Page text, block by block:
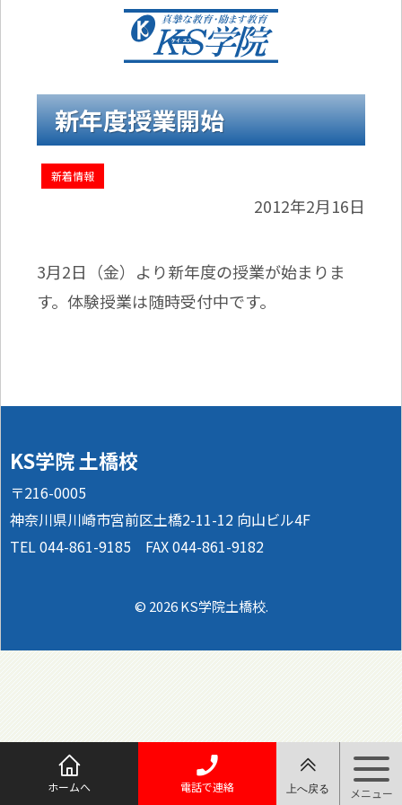
新年度授業開始
新着情報
2012年2月16日
3月2日（金）より新年度の授業が始まりま
す。体験授業は随時受付中です。
KS学院 土橋校
〒216-0005
神奈川県川崎市宮前区土橋2-11-12 向山ビル4F
TEL 044-861-9185 FAX 044-861-9182
© 2026 KS学院土橋校.
ホームへ 電話で連絡